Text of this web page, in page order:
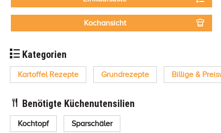
Kochansicht
Kategorien
Kartoffel Rezepte Grundrezepte Billige &
Benötigte Küchenutensilien
Kochtopf Sparschäler